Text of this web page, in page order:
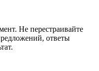
Не перестраивайте
ответы